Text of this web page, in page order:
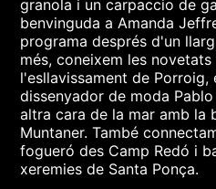
granola i un carpaccio de
benvinguda a Amanda
programa després d'un
més, coneixem les
l'esllavissament de Porroig,
dissenyador de moda
altra cara de la mar amb la
Muntaner. També
fogueró des Camp Redó i
xeremies de Santa Ponça.